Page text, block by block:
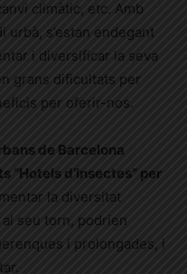
climàtic, etc. Amb
urbà, s’estan endegant
i diversificar la seva
grans dificultats per
per oferir-nos.
de Barcelona
“Hotels d’Insectes” per
la diversitat
al seu torn, podrien
i prolongades, i